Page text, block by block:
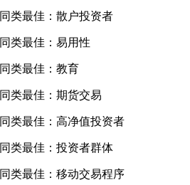
同类最佳：散户投资者
同类最佳：易用性
同类最佳：教育
同类最佳：期货交易
同类最佳：高净值投资者
同类最佳：投资者群体
同类最佳：移动交易程序